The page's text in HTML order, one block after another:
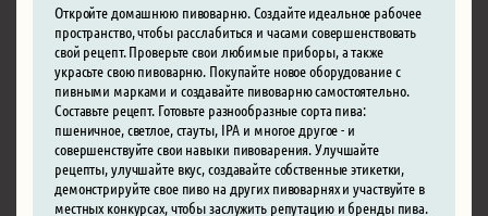
Откройте домашнюю пивоварню. Создайте идеальное рабочее
пространство, чтобы расслабиться и часами совершенствовать
свой рецепт. Проверьте свои любимые приборы, а также
украсьте свою пивоварню. Покупайте новое оборудование с
пивными марками и создавайте пивоварню самостоятельно.
Составьте рецепт. Готовьте разнообразные сорта пива:
пшеничное, светлое, стауты, IPA и многое другое - и
совершенствуйте свои навыки пивоварения. Улучшайте
рецепты, улучшайте вкус, создавайте собственные этикетки,
демонстрируйте свое пиво на других пивоварнях и участвуйте в
местных конкурсах, чтобы заслужить репутацию и бренды пива.